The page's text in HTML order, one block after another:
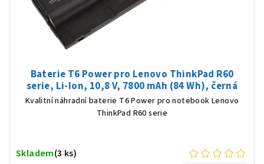
Baterie T6 Power pro Lenovo ThinkPad R60
serie, Li-Ion, 10,8 V, 7800 mAh (84 Wh), černá
Kvalitní náhradní baterie T6 Power pro notebook Lenovo
ThinkPad R60 serie
Skladem(3 ks)